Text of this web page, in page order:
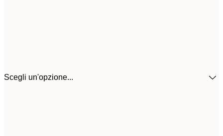
Scegli un'opzione...